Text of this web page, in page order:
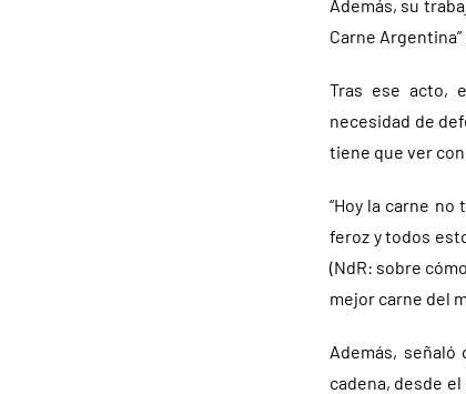
Además, su
Carne
Tras ese acto,
necesidad de
tiene que ver
“Hoy la carne
feroz y todos
(NdR: sobre
mejor carne del
Además,
cadena, desde